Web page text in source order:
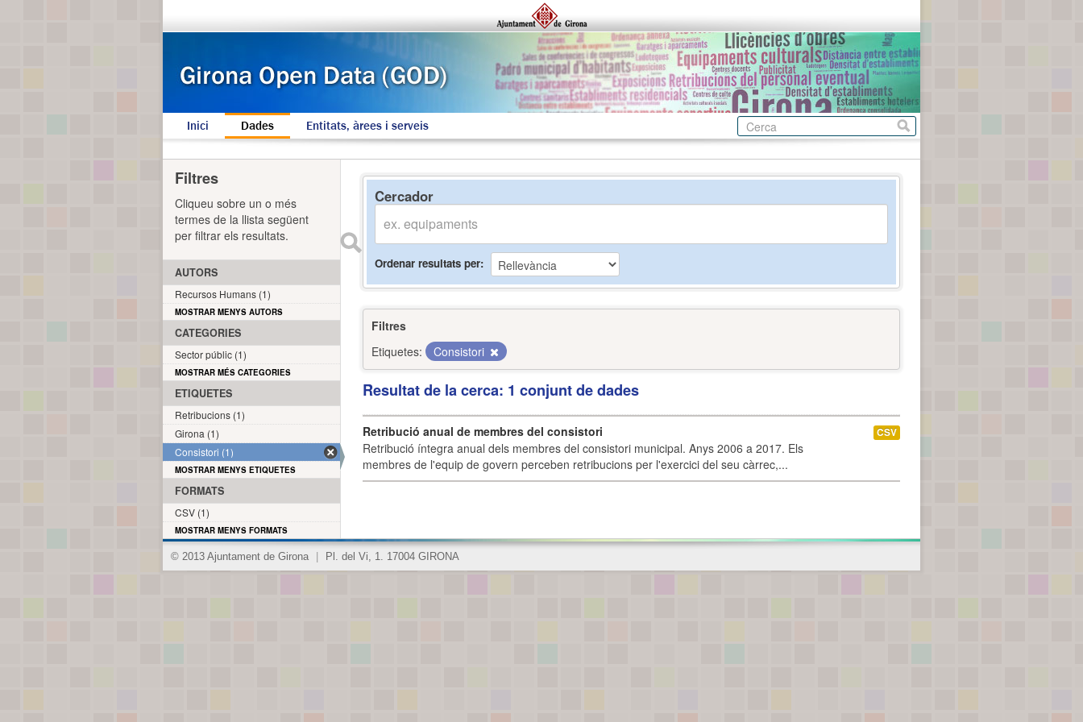
Inici Dades Entitats, àrees i serveis
Cercador
Ordenar resultats per
Filtres
Etiquetes:
Consistori
Resultat de la cerca: 1 conjunt de dades
Retribució anual de membres del consistori
Retribució íntegra anual dels membres del consistori municipal. Anys 2006 a 2017. Els
membres de l'equip de govern perceben retribucions per l'exercici del seu càrrec,...
CSV
Filtres
Cliqueu sobre un o més
termes de la llista següent
per filtrar els resultats.
AUTORS
Recursos Humans (1)
MOSTRAR MENYS AUTORS
CATEGORIES
Sector públic (1)
MOSTRAR MÉS CATEGORIES
ETIQUETES
Retribucions (1)
Girona (1)
Consistori (1)
MOSTRAR MENYS ETIQUETES
FORMATS
CSV (1)
MOSTRAR MENYS FORMATS
© 2013 Ajuntament de Girona Pl. del Vi, 1. 17004 GIRONA